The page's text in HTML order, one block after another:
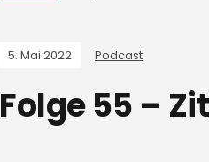
5. Mai 2022 Podcast
Folge 55 –